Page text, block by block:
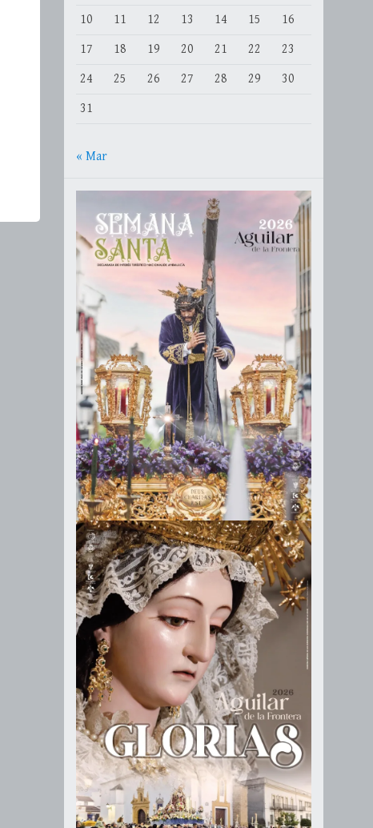
10
11 12 13 14 15
16
17
18 19 20 21 22
23
24
25 26 27 28 29
30
31
« Mar